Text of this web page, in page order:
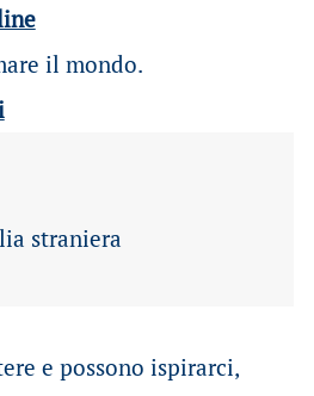
il mondo.
straniera
e possono ispirarci,